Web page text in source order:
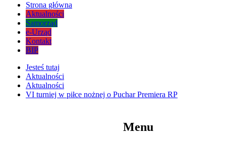
Strona główna
Aktualności
Samorząd
e-Urząd
Kontakt
BIP
Jesteś tutaj
Aktualności
Aktualności
VI turniej w piłce nożnej o Puchar Premiera RP
Menu